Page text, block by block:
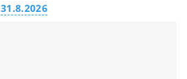
31.8.2026